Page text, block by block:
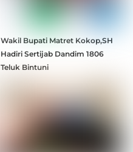
Wakil Bupati Matret Kokop,SH
Hadiri Sertijab Dandim 1806
Teluk Bintuni